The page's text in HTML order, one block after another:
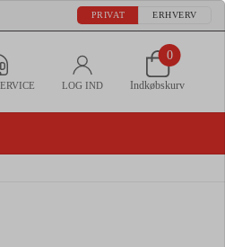
PRIVAT ERHVERV
LOG IND
0
Indkøbskurv